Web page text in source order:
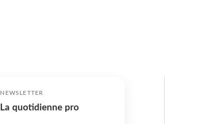
NEWSLETTER
La quotidienne pro